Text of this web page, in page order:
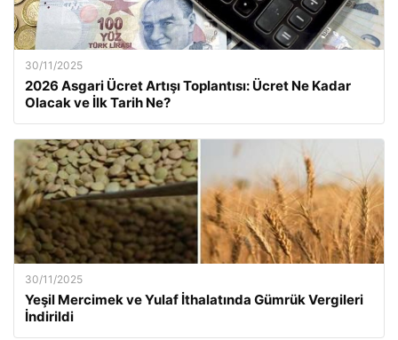
30/11/2025
2026 Asgari Ücret Artışı Toplantısı: Ücret Ne Kadar
Olacak ve İlk Tarih Ne?
30/11/2025
Yeşil Mercimek ve Yulaf İthalatında Gümrük Vergileri
İndirildi